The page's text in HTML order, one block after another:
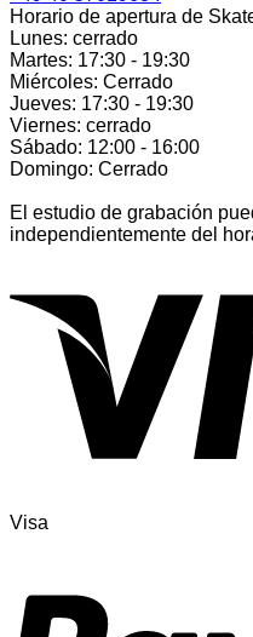
Horario de apertura de
Lunes: cerrado
Martes: 17:30 - 19:30
Miércoles: Cerrado
Jueves: 17:30 - 19:30
Viernes: cerrado
Sábado: 12:00 - 16:00
Domingo: Cerrado
El estudio de grabación
independientemente del
Visa